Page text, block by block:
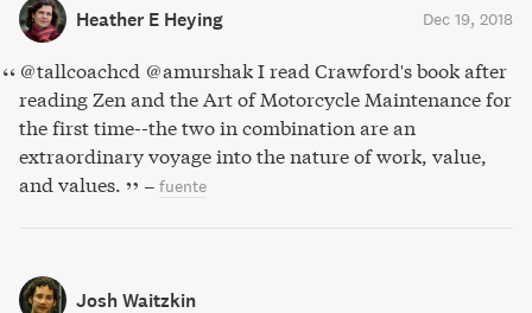
Heather E Heying Dec 19, 2018
@tallcoachcd @amurshak I read Crawford's book after
reading Zen and the Art of Motorcycle Maintenance for
the first time--the two in combination are an
extraordinary voyage into the nature of work, value,
and values.
– fuente
Josh Waitzkin